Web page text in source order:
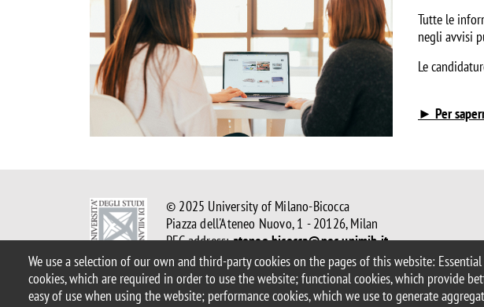
We use a selection of our own and third-party cookies on the pages of this website: Essential
cookies, which are required in order to use the website; functional cookies, which provide
easy of use when using the website; performance cookies, which we use to generate
Tutte le
negli avvisi
Le
► Per
© 2025 University of Milano-Bicocca
Piazza dell'Ateneo Nuovo, 1 - 20126, Milan
PEC address:ateneo.bicocca@pec.unimib.it
P.I. 12621570154 |redazioneweb.psicologia@unimib.it